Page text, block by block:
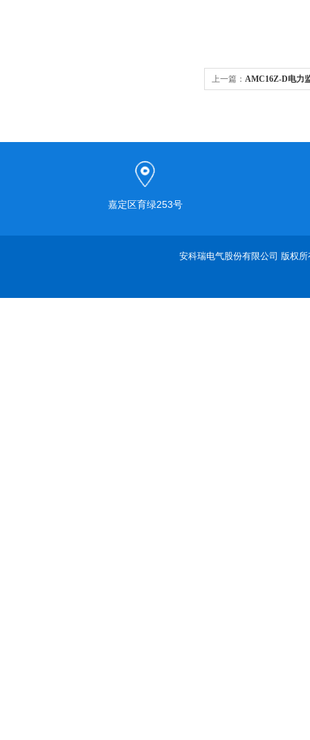
上一篇： AMC16Z-D电力
嘉定区育绿253号
安科瑞电气股份有限公司 版权